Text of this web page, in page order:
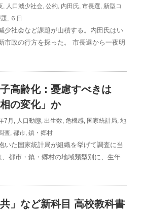
, 人口減少社会, 公約, 内田氏, 市長選, 新型コ
, ６日
少社会など課題が山積する。内田氏はい
市政の行方を探った。 市長選から一夜明
高齢化：憂慮すべきは
の変化」か
7月 , 人口動態, 出生数, 危機感, 国家統計局, 地
査, 都市, 鎮・郷村
いた国家統計局が組織を挙げて調査に当
都市・鎮・郷村の地域類型別に、生年
」など新科目 高校教科書